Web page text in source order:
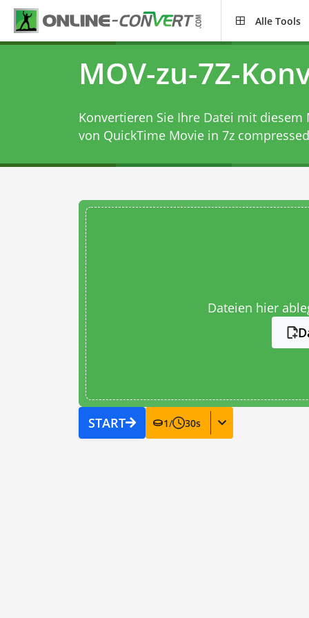
Alle Tools
MOV-zu-7Z-
Konvertieren Sie Ihre Datei mit diesem
von QuickTime Movie in 7z
Dateien hier
START 1/ 30s